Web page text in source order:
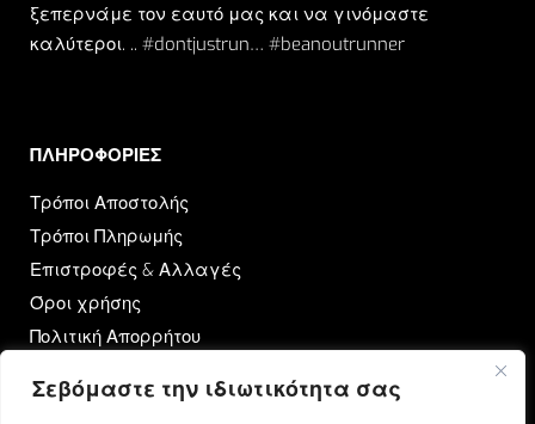
Σεβόμαστε την ιδιωτικότητα σας
ξεπερνάμε τον εαυτό μας και να γινόμαστε
καλύτεροι. .. #dontjustrun… #beanoutrunner
ΠΛΗΡΟΦΟΡΙΕΣ​
Τρόποι Αποστολής
Τρόποι Πληρωμής
Επιστροφές & Αλλαγές
Όροι χρήσης
Πολιτική Απορρήτου
OUTRUN